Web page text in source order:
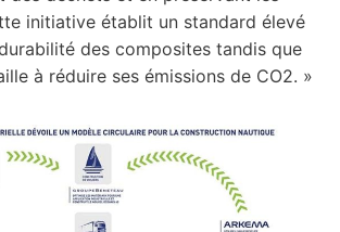
initiative établit un standard élevé
des composites tandis que
à réduire ses émissions de CO2. »